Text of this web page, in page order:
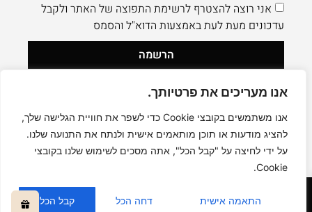
אנו מעריכים את פרטיותך.
אנו משתמשים בקובצי Cookie כדי לשפר את חוויית הגלישה שלך,
להציג מודעות או תוכן מותאמים אישית ולנתח את התנועה שלנו.
על ידי לחיצה על "קבל הכל", אתה מסכים לשימוש שלנו בקובצי
Cookie.
התאמה אישית דחה הכל קבל הכל
אני רוצה להצטרף לרשימת התפוצה של האתר ולקבל
עדכונים מעת לעת באמצעות הדוא"ל והסמס
הרשמה
לעוד תוכן איכותי - תעקבו AleaDesign@
0